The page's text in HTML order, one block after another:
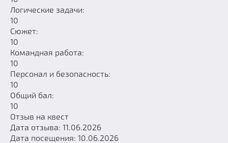
Логические задачи:
10
Сюжет:
10
Командная работа:
10
Персонал и безопасность:
10
Общий бал:
10
Отзыв на квест
Дата отзыва: 11.06.2026
Дата посещения: 10.06.2026